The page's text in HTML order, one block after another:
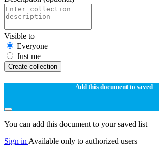
Visible to
Everyone
Just me
Create collection
Add this document to saved
You can add this document to your saved list
Sign in Available only to authorized users